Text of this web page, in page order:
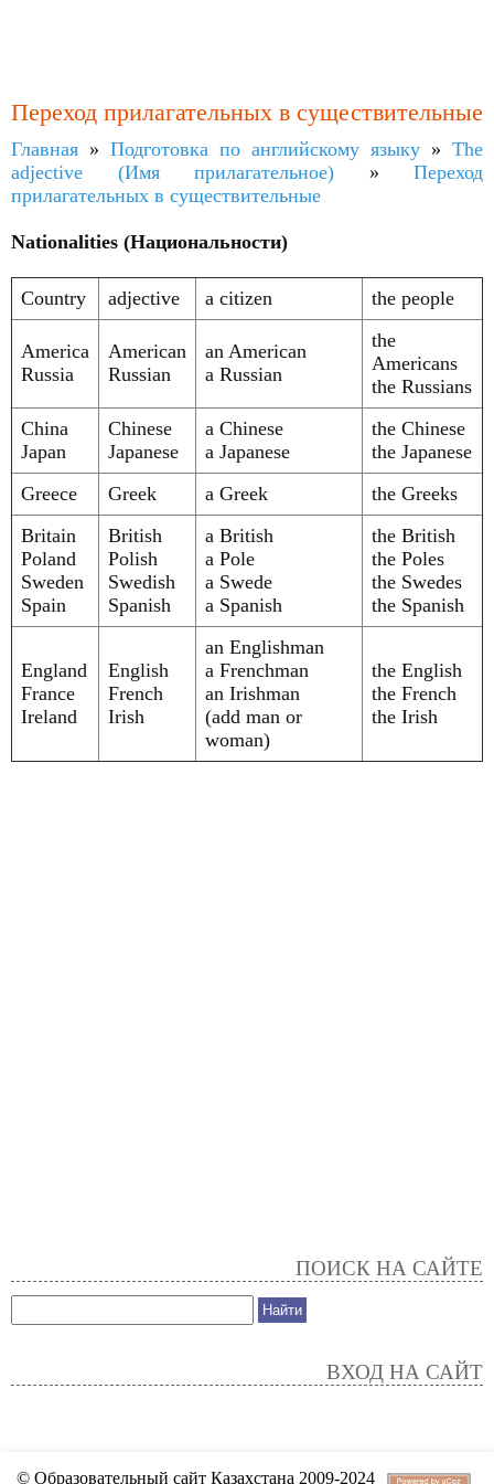
Переход прилагательных в существительные
Главная » Подготовка по английскому языку » The
adjective (Имя прилагательное) » Переход
прилагательных в существительные
Nationalities (Национальности)
Country adjective a citizen the people
America
Russia
American
Russian
an American
a Russian
the
Americans
the Russians
China
Japan
Chinese
Japanese
a Chinese
a Japanese
the Chinese
the Japanese
Greece
Greek a Greek
the Greeks
Britain
Poland
Sweden
Spain
British
Polish
Swedish
Spanish
a British
a Pole
a Swede
a Spanish
the British
the Poles
the Swedes
the Spanish
England
France
Ireland
English
French
Irish
an Englishman
a Frenchman
an Irishman
(add man or
woman)
the English
the French
the Irish
ПОИСК НА САЙТЕ
ВХОД НА САЙТ
© Образовательный сайт Казахстана 2009-2024